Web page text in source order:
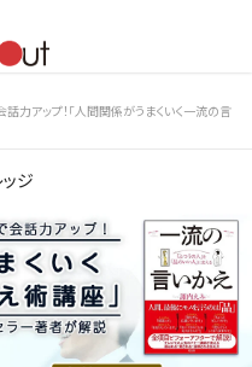
力アップ！「人間関係がうまくいく一流の言
ジ